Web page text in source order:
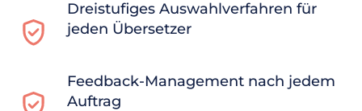
Dreistufiges Auswahlverfahren für
jeden Übersetzer
Feedback-Management nach jedem
Auftrag